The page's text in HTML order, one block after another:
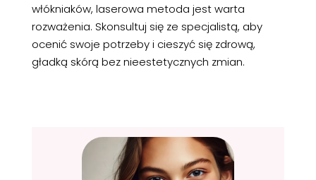
włókniaków, laserowa metoda jest warta
rozważenia. Skonsultuj się ze specjalistą, aby
ocenić swoje potrzeby i cieszyć się zdrową,
gładką skórą bez nieestetycznych zmian.